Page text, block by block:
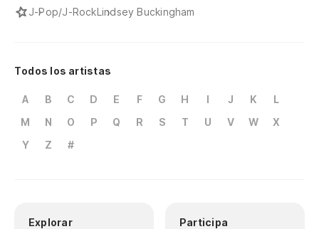
J-Pop/J-RockLindsey Buckingham
Todos los artistas
A B C D E F G H I J K
L
M
N O P Q R S T U V W
X
Y
Z #
Explorar Participa